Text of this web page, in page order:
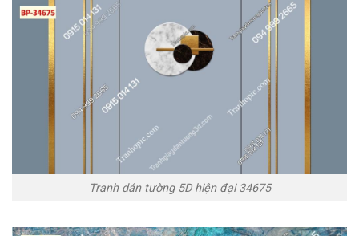
Tranh dán tường 5D hiện đại 34675